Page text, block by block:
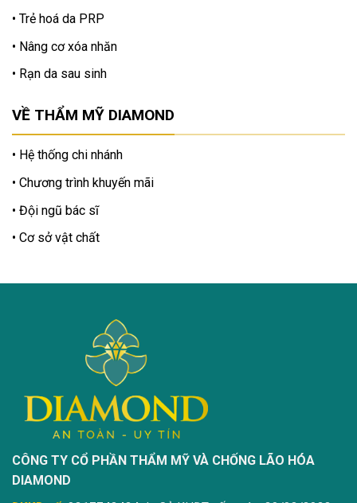
Trẻ hoá da PRP
Nâng cơ xóa nhăn
Rạn da sau sinh
VỀ THẨM MỸ DIAMOND
Hệ thống chi nhánh
Chương trình khuyến mãi
Đội ngũ bác sĩ
Cơ sở vật chất
CÔNG TY CỔ PHẦN THẨM MỸ VÀ CHỐNG LÃO HÓA
DIAMOND